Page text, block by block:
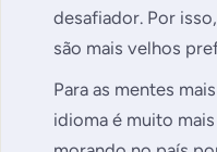
desafiador. Por
são mais velhos
Para as mentes
idioma é muito